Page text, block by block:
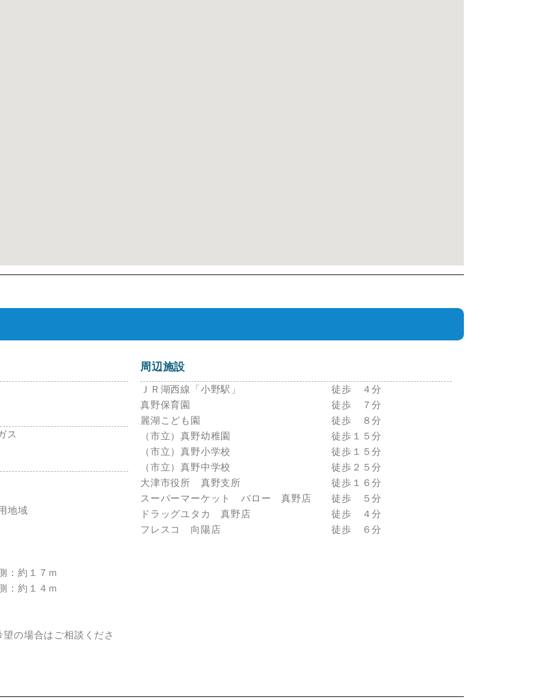
ス
地域
：約１７ｍ
１４ｍ
ご相談くださ
周辺施設
ＪＲ湖西線「小野駅」 徒歩 ４分
真野保育園 徒歩 ７分
麗湖こども園 徒歩 ８分
（市立）真野幼稚園 徒歩１５分
（市立）真野小学校 徒歩１５分
（市立）真野中学校 徒歩２５分
大津市役所 真野支所 徒歩１６分
スーパーマーケット バロー 真野店 徒歩 ５分
ドラッグユタカ 真野店 徒歩 ４分
フレスコ 向陽店 徒歩 ６分